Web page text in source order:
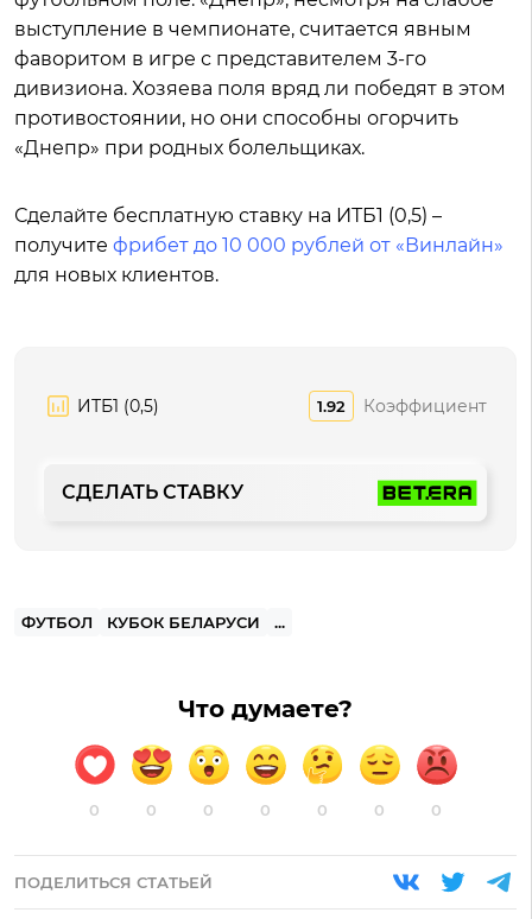
выступление в чемпионате, считается явным
фаворитом в игре с представителем 3-го
дивизиона. Хозяева поля вряд ли победят в этом
противостоянии, но они способны огорчить
«Днепр» при родных болельщиках.
Сделайте бесплатную ставку на ИТБ1 (0,5) –
получите фрибет до 10 000 рублей от «Винлайн»
для новых клиентов.
ИТБ1 (0,5) 1.92 Коэффициент
СДЕЛАТЬ СТАВКУ
ФУТБОЛ КУБОК БЕЛАРУСИ ...
Что думаете?
0 0 0 0 0 0 0
ПОДЕЛИТЬСЯ СТАТЬЕЙ